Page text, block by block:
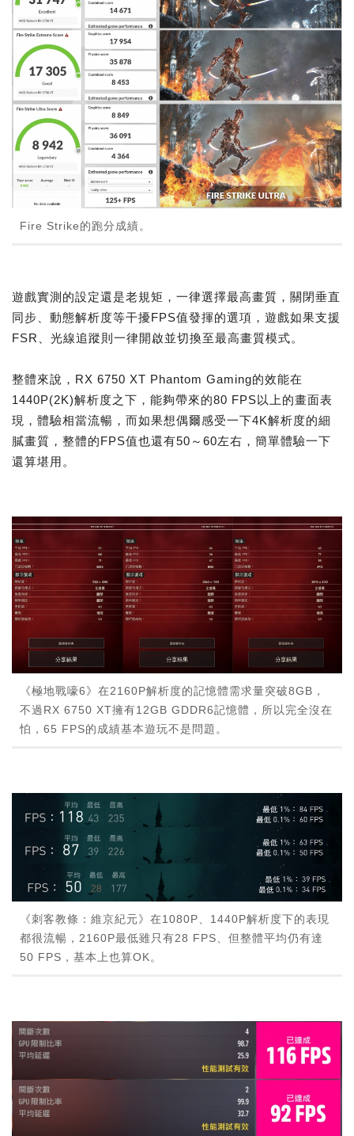
Fire Strike的跑分成績。
遊戲實測的設定還是老規矩，一律選擇最高畫質，關閉垂直
同步、動態解析度等干擾FPS值發揮的選項，遊戲如果支援
FSR、光線追蹤則一律開啟並切換至最高畫質模式。
整體來說，RX 6750 XT Phantom Gaming的效能在
1440P(2K)解析度之下，能夠帶來的80 FPS以上的畫面表
現，體驗相當流暢，而如果想偶爾感受一下4K解析度的細
膩畫質，整體的FPS值也還有50～60左右，簡單體驗一下
還算堪用。
《極地戰嚎6》在2160P解析度的記憶體需求量突破8GB，
不過RX 6750 XT擁有12GB GDDR6記憶體，所以完全沒在
怕，65 FPS的成績基本遊玩不是問題。
《刺客教條：維京紀元》在1080P、1440P解析度下的表現
都很流暢，2160P最低雖只有28 FPS、但整體平均仍有達
50 FPS，基本上也算OK。